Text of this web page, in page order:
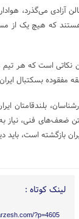
می‌گذرد،
که هیچ یک از
است که هر تیم
مفقوده بسکتبال
بلندقامتان
ضعف‌های فنی، نیاز
بازگشته است،‌ باید
لینک کوتاه :
?p=4605